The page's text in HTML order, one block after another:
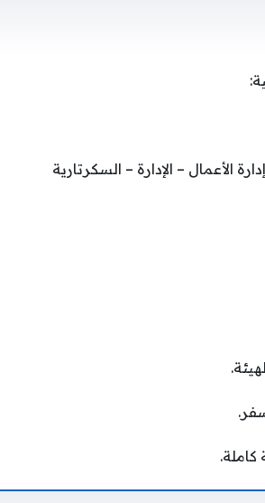
– الإدارة – السكرتارية